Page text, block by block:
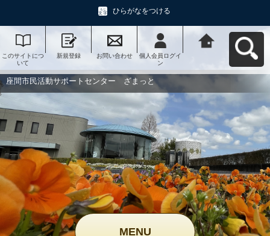
ひらがなをつける
このサイトにつ
いて
新規登録 お問い合わせ
個人会員ログイ
ン
ー ざまっとへ
座間市民活動サポートセンター ざまっと
MENU